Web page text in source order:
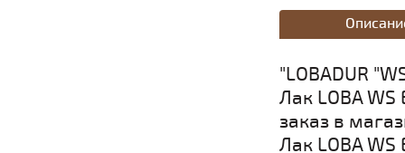
"LOBADUR
Лак LOBA
заказ в
Лак LOBA